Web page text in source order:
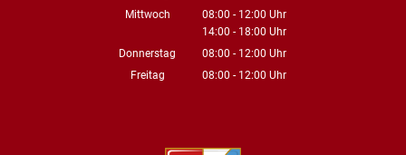
Von 08:00 bis 12:00 Uhr
Mittwoch 08:00 - 12:00 Uhr
Von 08:00 bis 12:00 Uhr
14:00 - 18:00 Uhr
Von 14:00 bis 18:00 Uhr
Donnerstag 08:00 - 12:00 Uhr
Von 08:00 bis 12:00 Uhr
Freitag 08:00 - 12:00 Uhr